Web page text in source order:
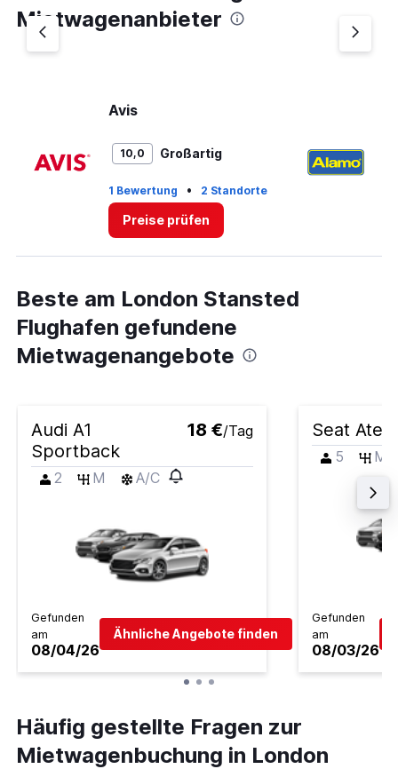
Mietwagenanbieter
Avis
10,0 Großartig
1 Bewertung • 2 Standorte
Preise prüfen
Beste am London Stansted
Flughafen gefundene
Mietwagenangebote
Audi A1
Sportback
18 €/Tag
2 M A/C
Gefunden
am
08/04/26
Ähnliche Angebote finden
Seat
5 M
Gefunden
am
08/03/26
Häufig gestellte Fragen zur
Mietwagenbuchung in London